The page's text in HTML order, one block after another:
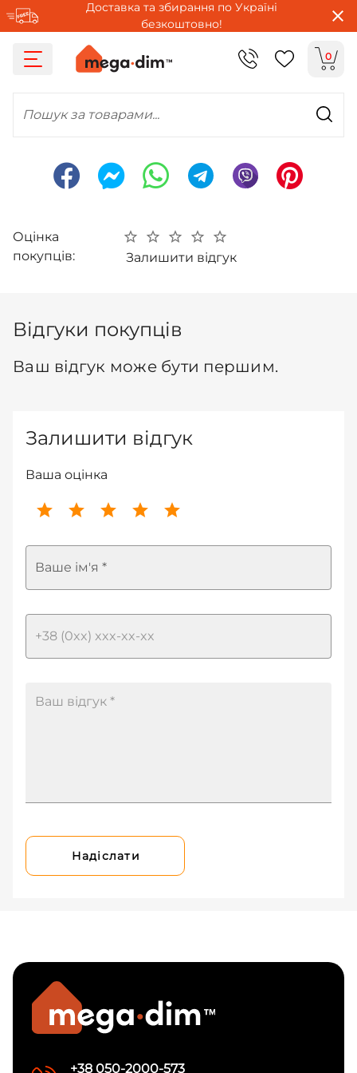
Доставка та збирання по Україні
безкоштовно!
0
Пошук за товарами...
Оцінка
покупців:
Залишити відгук
Відгуки покупців
Ваш відгук може бути першим.
Залишити відгук
Ваша оцінка
Ваше ім'я *
Надіслати
+38 050-2000-573